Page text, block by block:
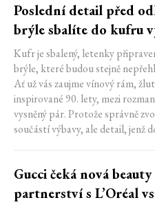
Poslední detail před
brýle sbalíte do kufru
Kufr je sbalený, letenky
brýle, které budou stejně
Ať už vás zaujme vínový rám,
inspirované 90. lety, mezi
vysněný pár. Protože správně
součástí výbavy, ale detail, jenž
Gucci čeká nová
partnerství s L’Oréal